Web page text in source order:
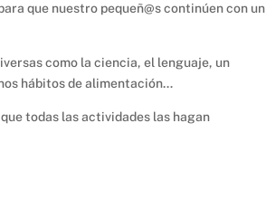
que nuestro pequeñ@s continúen con un
como la ciencia, el lenguaje, un
hábitos de alimentación…
todas las actividades las hagan